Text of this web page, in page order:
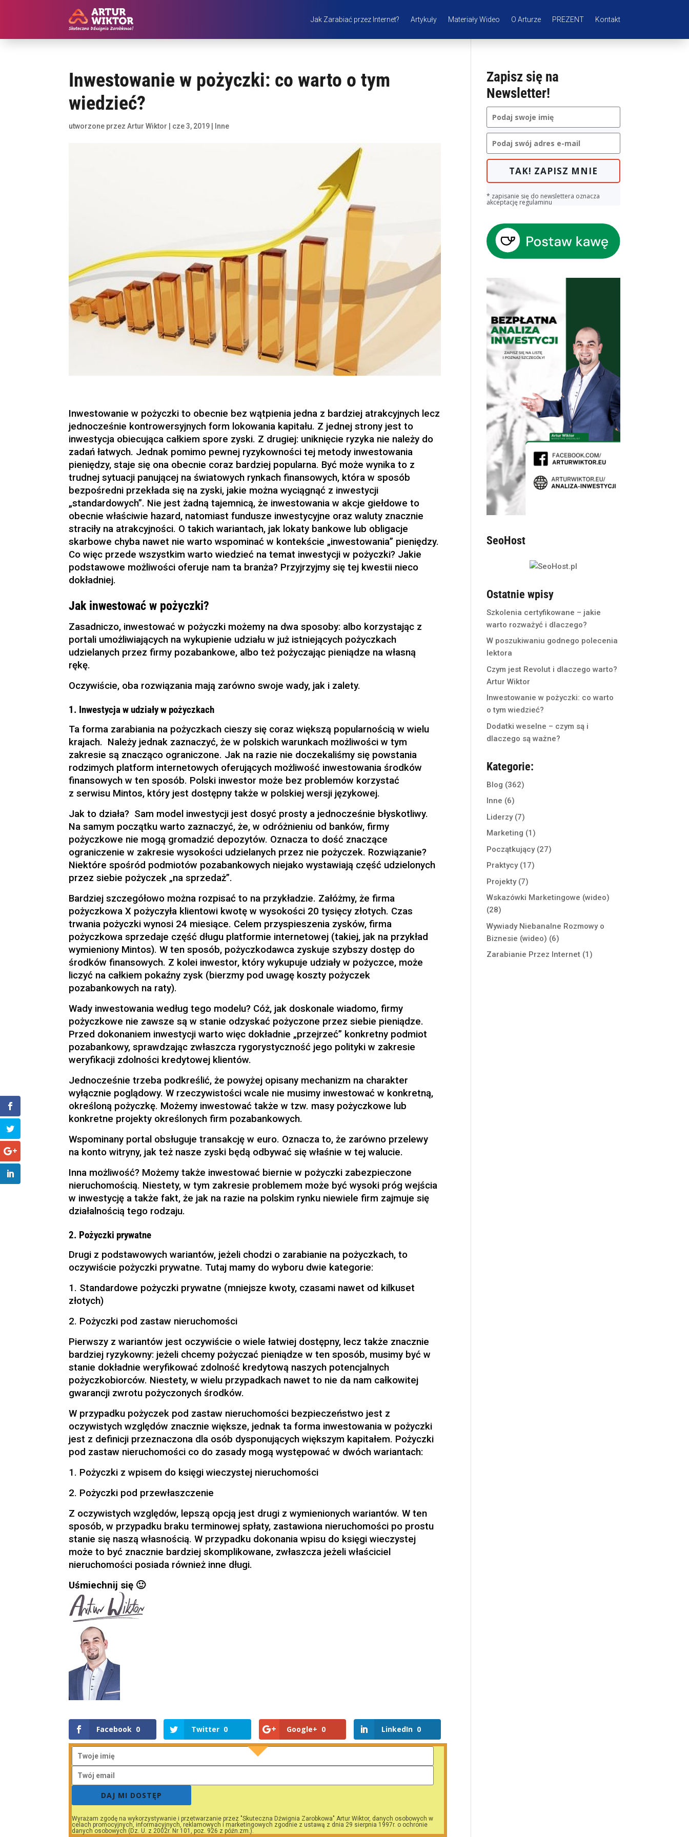
Jak Zarabiać przez Internet? Artykuły Materiały Wideo O Arturze PREZENT Kontakt
Inwestowanie w pożyczki: co warto o tym
wiedzieć?
utworzone przezArtur Wiktor cze 3, 2019 Inne
Inwestowanie w pożyczki to obecnie bez wątpienia jedna z bardziej atrakcyjnych lecz
jednocześnie kontrowersyjnych form lokowania kapitału. Z jednej strony jest to
inwestycja obiecująca całkiem spore zyski. Z drugiej: uniknięcie ryzyka nie należy do
zadań łatwych. Jednak pomimo pewnej ryzykowności tej metody inwestowania
pieniędzy, staje się ona obecnie coraz bardziej popularna. Być może wynika to z
trudnej sytuacji panującej na światowych rynkach finansowych, która w sposób
bezpośredni przekłada się na zyski, jakie można wyciągnąć z inwestycji
„standardowych”. Nie jest żadną tajemnicą, że inwestowania w akcje giełdowe to
obecnie właściwie hazard, natomiast fundusze inwestycyjne oraz waluty znacznie
straciły na atrakcyjności. O takich wariantach, jak lokaty bankowe lub obligacje
skarbowe chyba nawet nie warto wspominać w kontekście „inwestowania” pieniędzy.
Co więc przede wszystkim warto wiedzieć na temat inwestycji w pożyczki? Jakie
podstawowe możliwości oferuje nam ta branża? Przyjrzyjmy się tej kwestii nieco
dokładniej.
Jak inwestować w pożyczki?
Zasadniczo, inwestować w pożyczki możemy na dwa sposoby: albo korzystając z
portali umożliwiających na wykupienie udziału w już istniejących pożyczkach
udzielanych przez firmy pozabankowe, albo też pożyczając pieniądze na własną
rękę.
Oczywiście, oba rozwiązania mają zarówno swoje wady, jak i zalety.
1. Inwestycja w udziały w pożyczkach
Ta forma zarabiania na pożyczkach cieszy się coraz większą popularnością w wielu
krajach. Należy jednak zaznaczyć, że w polskich warunkach możliwości w tym
zakresie są znacząco ograniczone. Jak na razie nie doczekaliśmy się powstania
rodzimych platform internetowych oferujących możliwość inwestowania środków
finansowych w ten sposób. Polski inwestor może bez problemów korzystać
zserwisu Mintos, który jest dostępny także w polskiej wersji językowej.
Jak to działa? Sam model inwestycji jest dosyć prosty a jednocześnie błyskotliwy.
Na samym początku warto zaznaczyć, że, w odróżnieniu od banków, firmy
pożyczkowe nie mogą gromadzić depozytów. Oznacza to dość znaczące
ograniczenie w zakresie wysokości udzielanych przez nie pożyczek. Rozwiązanie?
Niektóre spośród podmiotów pozabankowych niejako wystawiają część udzielonych
przez siebie pożyczek „na sprzedaż”.
Bardziej szczegółowo można rozpisać to na przykładzie. Załóżmy, że firma
pożyczkowa X pożyczyła klientowi kwotę w wysokości 20 tysięcy złotych. Czas
trwania pożyczki wynosi 24 miesiące. Celem przyspieszenia zysków, firma
pożyczkowa sprzedaje część długu platformie internetowej (takiej, jak na przykład
wymieniony Mintos). W ten sposób, pożyczkodawca zyskuje szybszy dostęp do
środków finansowych. Z kolei inwestor, który wykupuje udziały w pożyczce, może
liczyć na całkiem pokaźny zysk (bierzmy pod uwagę koszty pożyczek
pozabankowych na raty).
Wady inwestowania według tego modelu? Cóż, jak doskonale wiadomo, firmy
pożyczkowe nie zawsze są w stanie odzyskać pożyczone przez siebie pieniądze.
Przed dokonaniem inwestycji warto więc dokładnie „przejrzeć” konkretny podmiot
pozabankowy, sprawdzając zwłaszcza rygorystyczność jego polityki w zakresie
weryfikacji zdolności kredytowej klientów.
Jednocześnie trzeba podkreślić, że powyżej opisany mechanizm na charakter
wyłącznie poglądowy. W rzeczywistości wcale nie musimy inwestować w konkretną,
określoną pożyczkę. Możemy inwestować także w tzw. masy pożyczkowe lub
konkretne projekty określonych firm pozabankowych.
Wspominany portal obsługuje transakcję w euro. Oznacza to, że zarówno przelewy
na konto witryny, jak też nasze zyski będą odbywać się właśnie w tej walucie.
Inna możliwość? Możemy także inwestować biernie w pożyczki zabezpieczone
nieruchomością. Niestety, w tym zakresie problemem może być wysoki próg wejścia
w inwestycję a także fakt, że jak na razie na polskim rynku niewiele firm zajmuje się
działalnością tego rodzaju.
2. Pożyczki prywatne
Drugi z podstawowych wariantów, jeżeli chodzi o zarabianie na pożyczkach, to
oczywiście pożyczki prywatne. Tutaj mamy do wyboru dwie kategorie:
1. Standardowe pożyczki prywatne (mniejsze kwoty, czasami nawet od kilkuset
złotych)
2. Pożyczki pod zastaw nieruchomości
Pierwszy z wariantów jest oczywiście o wiele łatwiej dostępny, lecz także znacznie
bardziej ryzykowny: jeżeli chcemy pożyczać pieniądze w ten sposób, musimy być w
stanie dokładnie weryfikować zdolność kredytową naszych potencjalnych
pożyczkobiorców. Niestety, w wielu przypadkach nawet to nie da nam całkowitej
gwarancji zwrotu pożyczonych środków.
W przypadku pożyczek pod zastaw nieruchomości bezpieczeństwo jest z
oczywistych względów znacznie większe, jednak ta forma inwestowania w pożyczki
jest z definicji przeznaczona dla osób dysponujących większym kapitałem. Pożyczki
pod zastaw nieruchomości co do zasady mogą występować w dwóch wariantach:
1. Pożyczki z wpisem do księgi wieczystej nieruchomości
2. Pożyczki pod przewłaszczenie
Z oczywistych względów, lepszą opcją jest drugi z wymienionych wariantów. W ten
sposób, w przypadku braku terminowej spłaty, zastawiona nieruchomości po prostu
stanie się naszą własnością. W przypadku dokonania wpisu do księgi wieczystej
może to być znacznie bardziej skomplikowane, zwłaszcza jeżeli właściciel
nieruchomości posiada również inne długi.
Uśmiechnij się 🙂
Facebook 0 Twitter 0 Google+ 0 LinkedIn 0
DAJ MI DOSTĘP
Wyrażam zgodę na wykorzystywanie i przetwarzanie przez "Skuteczna Dźwignia Zarobkowa" Artur Wiktor, danych osobowych w
celach promocyjnych, informacyjnych, reklamowych i marketingowych zgodnie z ustawą z dnia 29 sierpnia 1997r. o ochronie
danych osobowych (Dz. U. z 2002r. Nr 101, poz. 926 z późn.zm.).
Zapisz się na
Newsletter!
TAK! ZAPISZ MNIE
* zapisanie się do newslettera oznacza
akceptację regulaminu
SeoHost
Ostatnie wpisy
Szkolenia certyfikowane – jakie
warto rozważyć i dlaczego?
W poszukiwaniu godnego polecenia
lektora
Czym jest Revolut i dlaczego warto?
Artur Wiktor
Inwestowanie w pożyczki: co warto
o tym wiedzieć?
Dodatki weselne – czym są i
dlaczego są ważne?
Kategorie:
Blog (362)
Inne (6)
Liderzy(7)
Marketing (1)
Początkujący(27)
Praktycy(17)
Projekty(7)
Wskazówki Marketingowe (wideo)
(28)
Wywiady Niebanalne Rozmowy o
Biznesie (wideo) (6)
Zarabianie Przez Internet (1)